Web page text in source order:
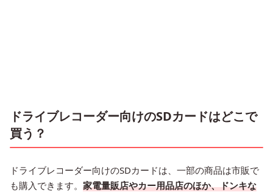
ドライブレコーダー向けのSDカードはどこで
買う？
ドライブレコーダー向けのSDカードは、一部の商品は市販で
も購入できます。 家電量販店やカー用品店のほか、ドンキな